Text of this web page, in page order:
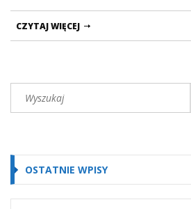
CZYTAJ WIĘCEJ
OSTATNIE WPISY